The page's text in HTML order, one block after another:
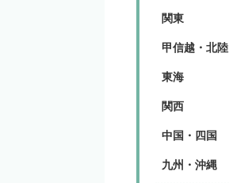
関東
甲信越・北陸
東海
関西
中国・四国
九州・沖縄